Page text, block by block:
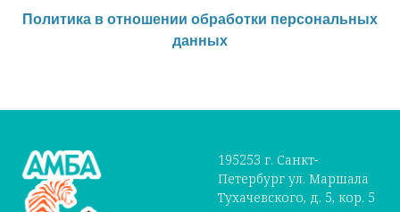
Политика в отношении обработки персональных
данных
195253 г. Санкт-
Петербург ул. Маршала
Тухачевского, д. 5, кор. 5